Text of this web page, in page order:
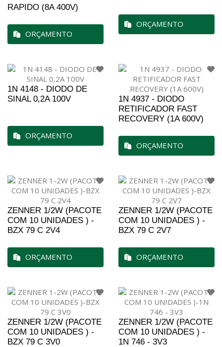
RAPIDO (8A 400V)
ORÇAMENTO
ORÇAMENTO
1N 4148 - DIODO DE
SINAL 0,2A 100V
ORÇAMENTO
1N 4937 - DIODO
RETIFICADOR FAST
RECOVERY (1A 600V)
ORÇAMENTO
ZENNER 1/2W (PACOTE
COM 10 UNIDADES ) -
BZX 79 C 2V4
ORÇAMENTO
ZENNER 1/2W (PACOTE
COM 10 UNIDADES ) -
BZX 79 C 2V7
ORÇAMENTO
ZENNER 1/2W (PACOTE
COM 10 UNIDADES ) -
BZX 79 C 3V0
ZENNER 1/2W (PACOTE
COM 10 UNIDADES ) -
1N 746 - 3V3